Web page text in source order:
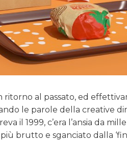
ritorno al passato, ed
le parole della creative
il 1999, c’era l’ansia da
più brutto e sganciato dalla